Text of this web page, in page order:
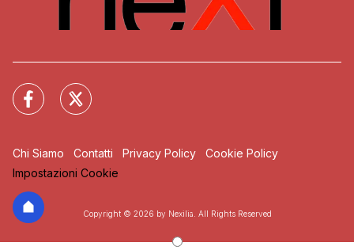
Chi Siamo Contatti Privacy Policy
Cookie Policy
Impostazioni Cookie
Copyright © 2026 by Nexilia. All Rights Reserved